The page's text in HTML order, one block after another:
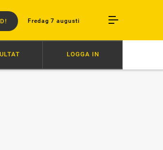
Fredag 7 augusti
SUCCÉ I PARIS 6/8 AVSTÄNGD EFTER SLAG I
LOGGA IN